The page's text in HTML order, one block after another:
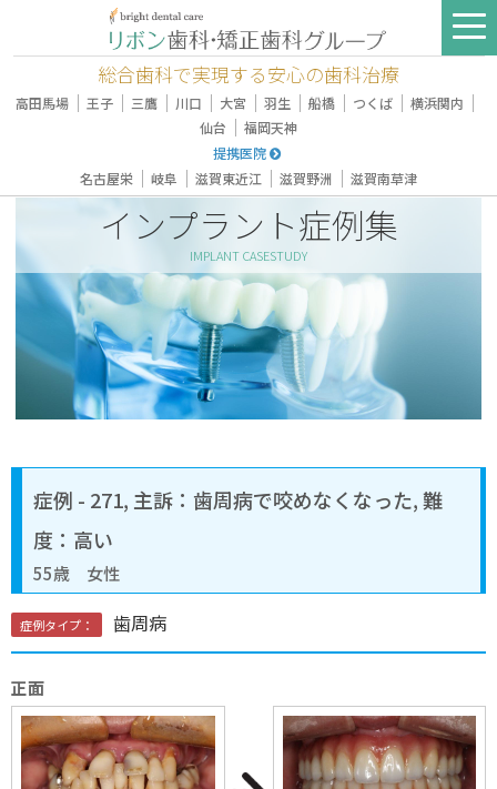
総合歯科で実現する安心の歯科治療
高田馬場 ｜ 王子 ｜ 三鷹 ｜ 川口 ｜ 大宮 ｜ 羽生 ｜ 船橋 ｜ つくば ｜ 横浜関内 ｜
仙台 ｜ 福岡天神
提携医院
名古屋栄 ｜ 岐阜 ｜ 滋賀東近江 ｜ 滋賀野洲 ｜ 滋賀南草津
インプラント症例集
IMPLANT CASESTUDY
症例 - 271, 主訴：歯周病で咬めなくなった, 難
度：高い
55歳 女性
症例タイプ： 歯周病
正面